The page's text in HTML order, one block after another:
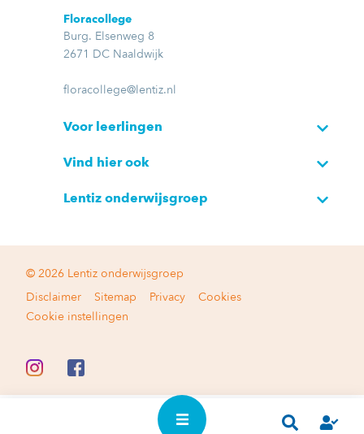
Floracollege
Burg. Elsenweg 8
2671 DC Naaldwijk
floracollege@lentiz.nl
Voor leerlingen
Vind hier ook
Lentiz onderwijsgroep
© 2026 Lentiz onderwijsgroep
Disclaimer
Sitemap Privacy
Cookies
Cookie instellingen